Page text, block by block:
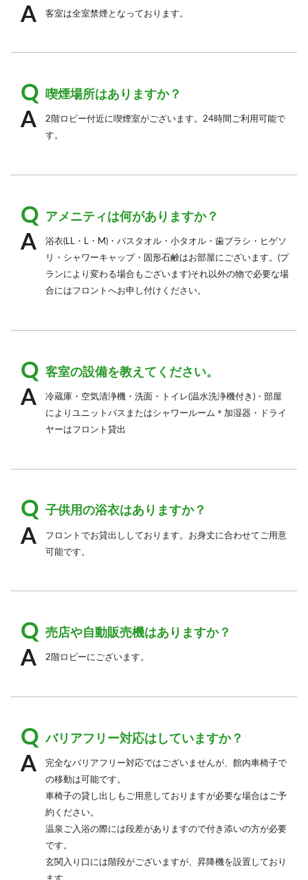
客室は全室禁煙となっております。
喫煙場所はありますか？
2階ロビー付近に喫煙室がございます。24時間ご利用可能で
す。
アメニティは何がありますか？
浴衣(LL・L・M)・バスタオル・小タオル・歯ブラシ・ヒゲソ
リ・シャワーキャップ・固形石鹸はお部屋にございます。(プ
ランにより変わる場合もございます)それ以外の物で必要な場
合にはフロントへお申し付けください。
客室の設備を教えてください。
冷蔵庫・空気清浄機・洗面・トイレ(温水洗浄機付き)・部屋
によりユニットバスまたはシャワールーム＊加湿器・ドライ
ヤーはフロント貸出
子供用の浴衣はありますか？
フロントでお貸出ししております。お身丈に合わせてご用意
可能です。
売店や自動販売機はありますか？
2階ロビーにございます。
バリアフリー対応はしていますか？
完全なバリアフリー対応ではございませんが、館内車椅子で
の移動は可能です。
車椅子の貸し出しもご用意しておりますが必要な場合はご予
約ください。
温泉ご入浴の際には段差がありますので付き添いの方が必要
です。
玄関入り口には階段がございますが、昇降機を設置しており